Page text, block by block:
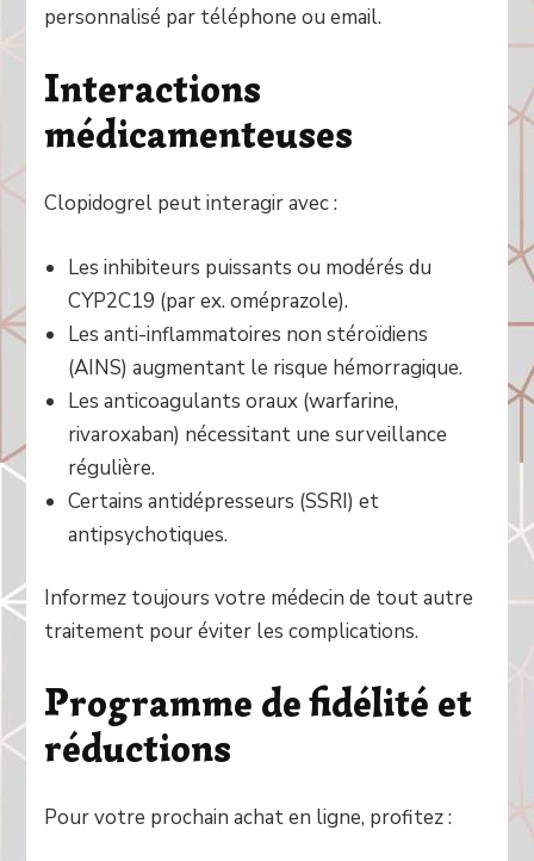
personnalisé par téléphone ou email.
Interactions
médicamenteuses
Clopidogrel peut interagir avec :
Les inhibiteurs puissants ou modérés du
CYP2C19 (par ex. oméprazole).
Les anti-inflammatoires non stéroïdiens
(AINS) augmentant le risque hémorragique.
Les anticoagulants oraux (warfarine,
rivaroxaban) nécessitant une surveillance
régulière.
Certains antidépresseurs (SSRI) et
antipsychotiques.
Informez toujours votre médecin de tout autre
traitement pour éviter les complications.
Programme de fidélité et
réductions
Pour votre prochain achat en ligne, profitez :